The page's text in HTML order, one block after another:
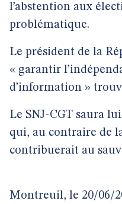
l’abstention aux
problématique.
Le président de la
« garantir
d’information »
Le SNJ-CGT saura
qui, au contraire de
contribuerait au
Montreuil, le 20/06/